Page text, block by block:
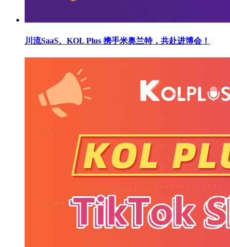
川流SaaS、KOL Plus 携手米奥兰特，共赴进博会！